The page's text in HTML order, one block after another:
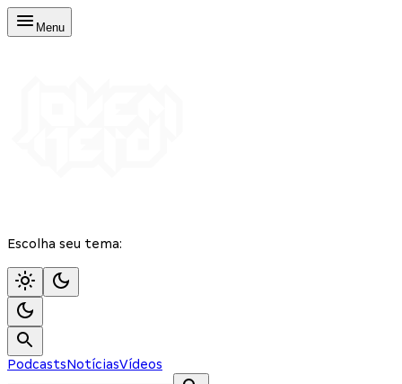
Menu
Escolha seu tema:
PodcastsNotíciasVídeos